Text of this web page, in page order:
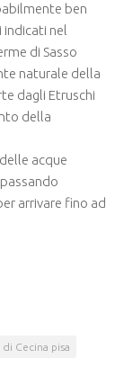
ben
nel
di Sasso
naturale della
dagli Etruschi
della
acque
arrivare fino ad
Cecina pisa